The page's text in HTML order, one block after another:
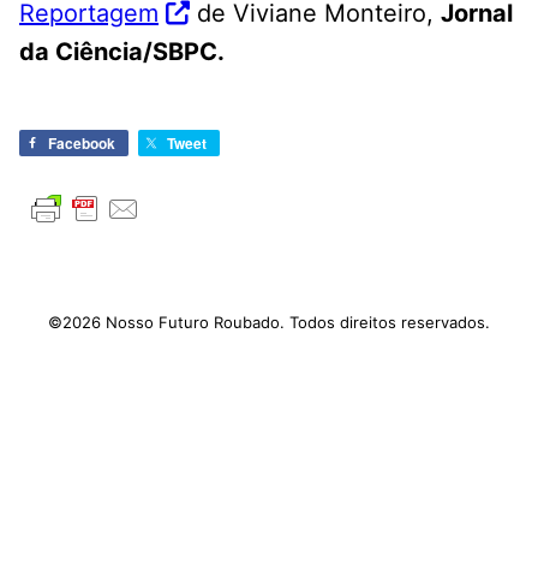
Reportagem
de Viviane Monteiro, Jornal
da Ciência/SBPC.
Facebook Tweet
©2026 Nosso Futuro Roubado. Todos direitos reservados.